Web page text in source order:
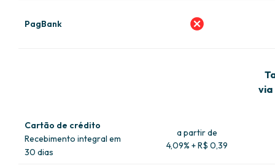
PagBank
via
Cartão de crédito
Recebimento integral em
30 dias
a partir de
4,09% + R$ 0,39